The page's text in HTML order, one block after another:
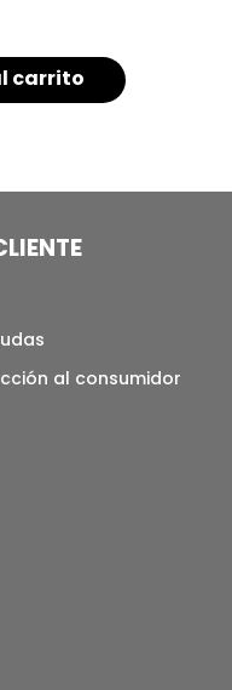
carrito
al consumidor